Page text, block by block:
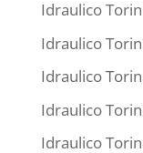
Idraulico
Idraulico
Idraulico
Idraulico
Idraulico